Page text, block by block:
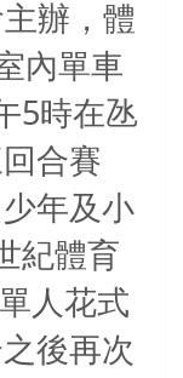
辦，體
內單車
5時在氹
合賽
年及小
紀體育
單人花式
後再次